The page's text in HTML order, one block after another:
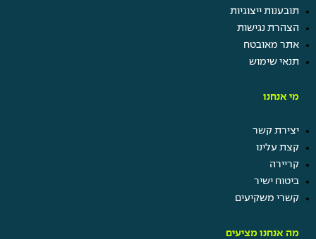
תובענות ייצוגיות
הצהרת נגישות
אתר מאובטח
תנאי שימוש
מי אנחנו
יצירת קשר
קצת עלינו
קריירה
ביטוח ישיר
קשרי משקיעים
מה אנחנו מציעים